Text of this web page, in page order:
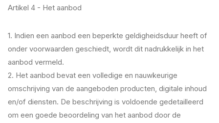
Artikel 4 - Het aanbod
1. Indien een aanbod een beperkte geldigheidsduur heeft of
onder voorwaarden geschiedt, wordt dit nadrukkelijk in het
aanbod vermeld.
2. Het aanbod bevat een volledige en nauwkeurige
omschrijving van de aangeboden producten, digitale inhoud
en/of diensten. De beschrijving is voldoende gedetailleerd
om een goede beoordeling van het aanbod door de